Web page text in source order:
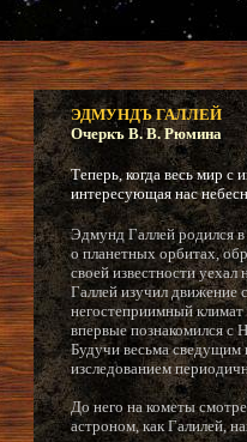
ЭДМУНДЪ ГАЛЛЕЙ
Очеркъ В. В. Рюмина
Теперь, когда весь мир с
интересующая нас
Эдмунд Галлей родился в
о планетных орбитах,
своей известности
Галлей изучил движение
негостеприимный
впервые познакомился с
Будучи весьма сведущим
изследованием
До него на кометы
астроном, как Галилей,